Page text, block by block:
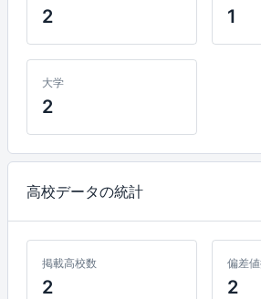
2 1
大学
2
高校データの統計
掲載高校数
2
偏差
2